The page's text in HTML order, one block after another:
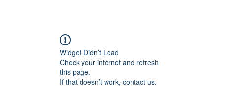
Widget Didn’t Load
Check your internet and refresh
this page.
If that doesn’t work, contact us.